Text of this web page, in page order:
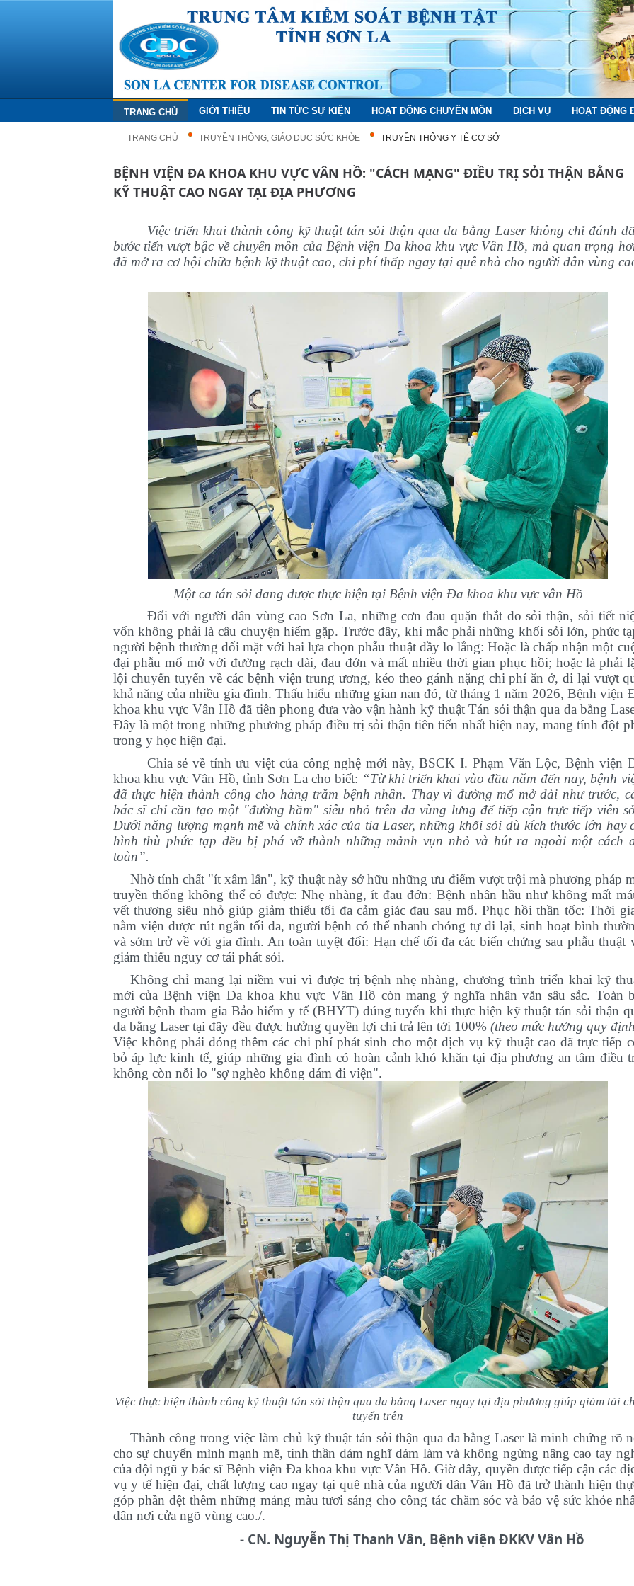
TRANG CHỦ GIỚI THIỆU TIN TỨC SỰ KIỆN HOẠT ĐỘNG CHUYÊN MÔN DỊCH VỤ HOẠT ĐỘNG
TRANG CHỦ TRUYỀN THÔNG, GIÁO DỤC SỨC KHỎE TRUYỀN THÔNG Y TẾ CƠ SỞ
BỆNH VIỆN ĐA KHOA KHU VỰC VÂN HỒ: "CÁCH MẠNG" ĐIỀU TRỊ SỎI THẬN BẰNG
KỸ THUẬT CAO NGAY TẠI ĐỊA PHƯƠNG
Việc triển khai thành công kỹ thuật tán sỏi thận qua da bằng Laser không chỉ đánh
bước tiến vượt bậc về chuyên môn của Bệnh viện Đa khoa khu vực Vân Hồ, mà quan trọng
đã mở ra cơ hội chữa bệnh kỹ thuật cao, chi phí thấp ngay tại quê nhà cho người dân vùng
Một ca tán sỏi đang được thực hiện tại Bệnh viện Đa khoa khu vực vân Hồ
Đối với người dân vùng cao Sơn La, những cơn đau quặn thắt do sỏi thận, sỏi tiết
vốn không phải là câu chuyện hiếm gặp. Trước đây, khi mắc phải những khối sỏi lớn, phức
người bệnh thường đối mặt với hai lựa chọn phẫu thuật đầy lo lắng: Hoặc là chấp nhận một
đại phẫu mổ mở với đường rạch dài, đau đớn và mất nhiều thời gian phục hồi; hoặc là phải
lội chuyển tuyến về các bệnh viện trung ương, kéo theo gánh nặng chi phí ăn ở, đi lại vượt
khả năng của nhiều gia đình. Thấu hiểu những gian nan đó, từ tháng 1 năm 2026, Bệnh viện
khoa khu vực Vân Hồ đã tiên phong đưa vào vận hành kỹ thuật Tán sỏi thận qua da bằng
Đây là một trong những phương pháp điều trị sỏi thận tiên tiến nhất hiện nay, mang tính đột
trong y học hiện đại.
Chia sẻ về tính ưu việt của công nghệ mới này, BSCK I. Phạm Văn Lộc, Bệnh viện
khoa khu vực Vân Hồ, tỉnh Sơn Lacho biết: “Từ khi triển khai vào đầu năm đến nay, bệnh
đã thực hiện thành công cho hàng trăm bệnh nhân. Thay vì đường mổ mở dài như trước,
bác sĩ chỉ cần tạo một "đường hầm" siêu nhỏ trên da vùng lưng để tiếp cận trực tiếp viên
Dưới năng lượng mạnh mẽ và chính xác của tia Laser, những khối sỏi dù kích thước lớn hay
hình thù phức tạp đều bị phá vỡ thành những mảnh vụn nhỏ và hút ra ngoài một cách
toàn”.
Nhờ tính chất "ít xâm lấn", kỹ thuật này sở hữu những ưu điểm vượt trội mà phương pháp
truyền thống không thể có được: Nhẹ nhàng, ít đau đớn: Bệnh nhân hầu như không mất
vết thương siêu nhỏ giúp giảm thiểu tối đa cảm giác đau sau mổ. Phục hồi thần tốc: Thời
nằm viện được rút ngắn tối đa, người bệnh có thể nhanh chóng tự đi lại, sinh hoạt bình
và sớm trở về với gia đình. An toàn tuyệt đối: Hạn chế tối đa các biến chứng sau phẫu thuật
giảm thiểu nguy cơ tái phát sỏi.
Không chỉ mang lại niềm vui vì được trị bệnh nhẹ nhàng, chương trình triển khai kỹ
mới của Bệnh viện Đa khoa khu vực Vân Hồ còn mang ý nghĩa nhân văn sâu sắc. Toàn
người bệnh tham gia Bảo hiểm y tế (BHYT) đúng tuyến khi thực hiện kỹ thuật tán sỏi thận
da bằng Laser tại đây đều được hưởng quyền lợi chi trả lên tới 100%(theo mức hưởng quy
Việc không phải đóng thêm các chi phí phát sinh cho một dịch vụ kỹ thuật cao đã trực tiếp
bỏ áp lực kinh tế, giúp những gia đình có hoàn cảnh khó khăn tại địa phương an tâm điều
không còn nỗi lo "sợ nghèo không dám đi viện".
Việc thực hiện thành công kỹ thuật tán sỏi thận qua da bằng Laserngay tại địa phương giúp giảm tải
tuyến trên
Thành công trong việc làm chủ kỹ thuật tán sỏi thận qua da bằng Laser là minh chứng rõ
cho sự chuyển mình mạnh mẽ, tinh thần dám nghĩ dám làm và không ngừng nâng cao tay
của đội ngũ y bác sĩ Bệnh viện Đa khoa khu vực Vân Hồ. Giờ đây, quyền được tiếp cận các
vụ y tế hiện đại, chất lượng cao ngay tại quê nhà của người dân Vân Hồ đã trở thành hiện
góp phần dệt thêm những mảng màu tươi sáng cho công tác chăm sóc và bảo vệ sức khỏe
dân nơi cửa ngõ vùng cao./.
- CN. Nguyễn Thị Thanh Vân, Bệnh viện ĐKKV Vân Hồ